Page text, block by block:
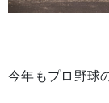
今年もプロ野球